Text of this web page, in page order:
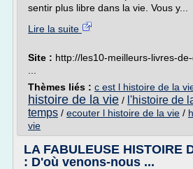
sentir plus libre dans la vie. Vous y...
Lire la suite
Site : http://les10-meilleurs-livres-
Thèmes liés : c est l histoire de la
histoire de la vie / l'histoire de
temps / ecouter l histoire de la vie /
vie
LA FABULEUSE HISTOIRE
: D'où venons-nous ...